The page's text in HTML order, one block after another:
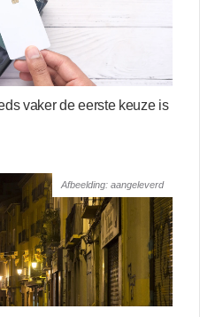
vaker de eerste keuze is
Afbeelding: aangeleverd